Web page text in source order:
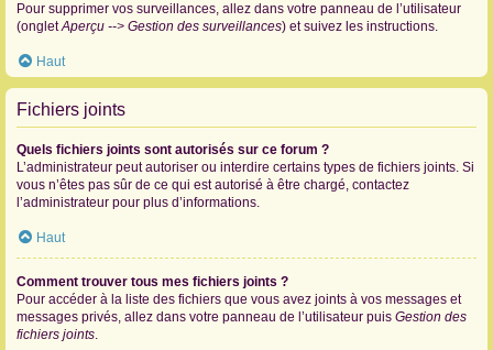
Pour supprimer vos surveillances, allez dans votre panneau de l’utilisateur
(ongletAperçu --> Gestion des surveillances) et suivez les instructions.
Haut
Fichiers joints
Quels fichiers joints sont autorisés sur ce forum ?
L’administrateur peut autoriser ou interdire certains types de fichiers joints. Si
vous n’êtes pas sûr de ce qui est autorisé à être chargé, contactez
l’administrateur pour plus d’informations.
Haut
Comment trouver tous mes fichiers joints ?
Pour accéder à la liste des fichiers que vous avez joints à vos messages et
messages privés, allez dans votre panneau de l’utilisateur puis Gestion des
fichiers joints.